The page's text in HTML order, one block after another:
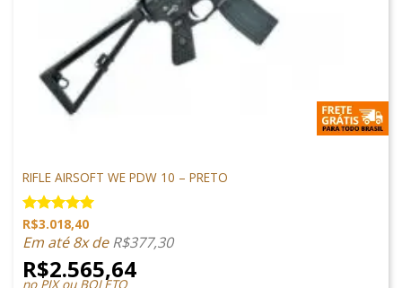
RIFLE AIRSOFT WE PDW 10 – PRETO
Avaliação
5.00 de 5
R$3.018,40
Em até 8x deR$377,30
R$2.565,64
no PIX ou BOLETO